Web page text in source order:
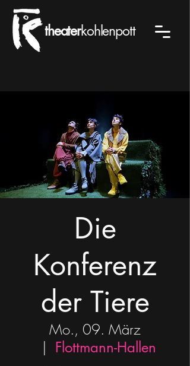
theaterkohlenpott
Die
Konferenz
der Tiere
Mo., 09. März
  |
Flottmann-Hallen